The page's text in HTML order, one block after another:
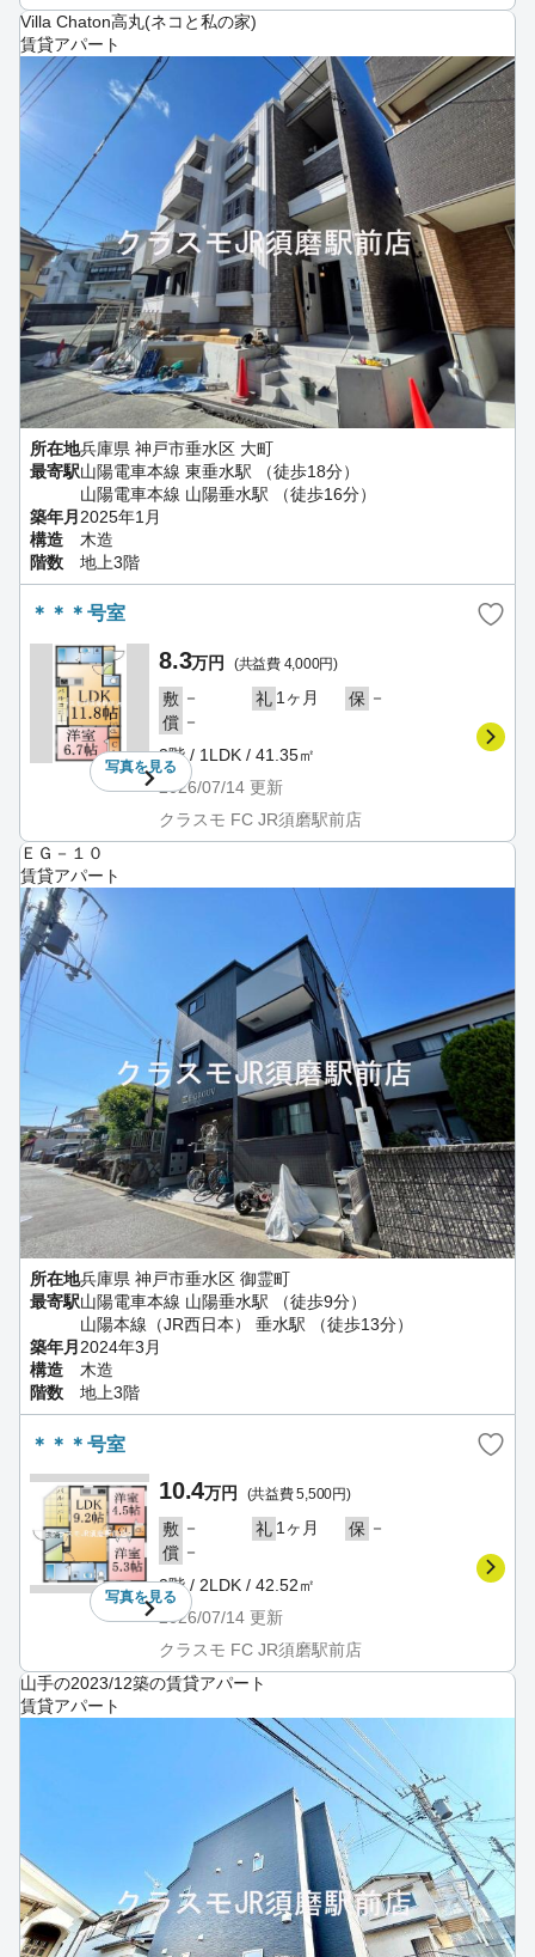
Villa Chaton高丸(ネコと私の家)
賃貸アパート
所在地兵庫県 神戸市垂水区 大町
最寄駅山陽電車本線 東垂水駅 （徒歩18分）
山陽電車本線 山陽垂水駅 （徒歩16分）
築年月2025年1月
構造
木造
階数
地上3階
＊＊＊号室
写真を見る
8.3万円 (共益費 4,000円)
敷 － 礼 1ヶ月 保 －
償 －
3階 / 1LDK / 41.35㎡
2026/07/14 更新
クラスモ FC JR須磨駅前店
ＥＧ－１０
賃貸アパート
所在地兵庫県 神戸市垂水区 御霊町
最寄駅山陽電車本線 山陽垂水駅 （徒歩9分）
山陽本線（JR西日本） 垂水駅 （徒歩13分）
築年月 2024年3月
構造
木造
階数
地上3階
＊＊＊号室
写真を見る
10.4万円 (共益費 5,500円)
敷 － 礼 1ヶ月 保 －
償 －
2階 / 2LDK / 42.52㎡
2026/07/14 更新
クラスモ FC JR須磨駅前店
山手の2023/12築の賃貸アパート
賃貸アパート